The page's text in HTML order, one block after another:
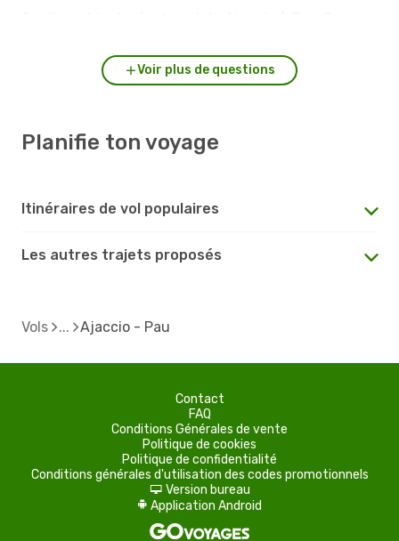
Voir plus de questions
Planifie ton voyage
Itinéraires de vol populaires
Les autres trajets proposés
Vols Ajaccio - Pau
Contact
FAQ
Conditions Générales de vente
Politique de cookies
Politique de confidentialité
Conditions générales d'utilisation des codes promotionnels
d Version bureau
A Application Android